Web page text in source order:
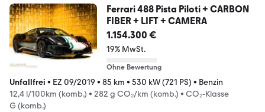
Ferrari 488 Pista Piloti + CARBON
FIBER + LIFT + CAMERA
1.154.300 €
19% MwSt.
Ohne Bewertung
Unfallfrei • EZ 09/2019 • 85 km • 530 kW (721 PS) • Benzin
12,4 l/100km (komb.) • 282 g CO₂/km (komb.) • CO₂-Klasse
G (komb.)